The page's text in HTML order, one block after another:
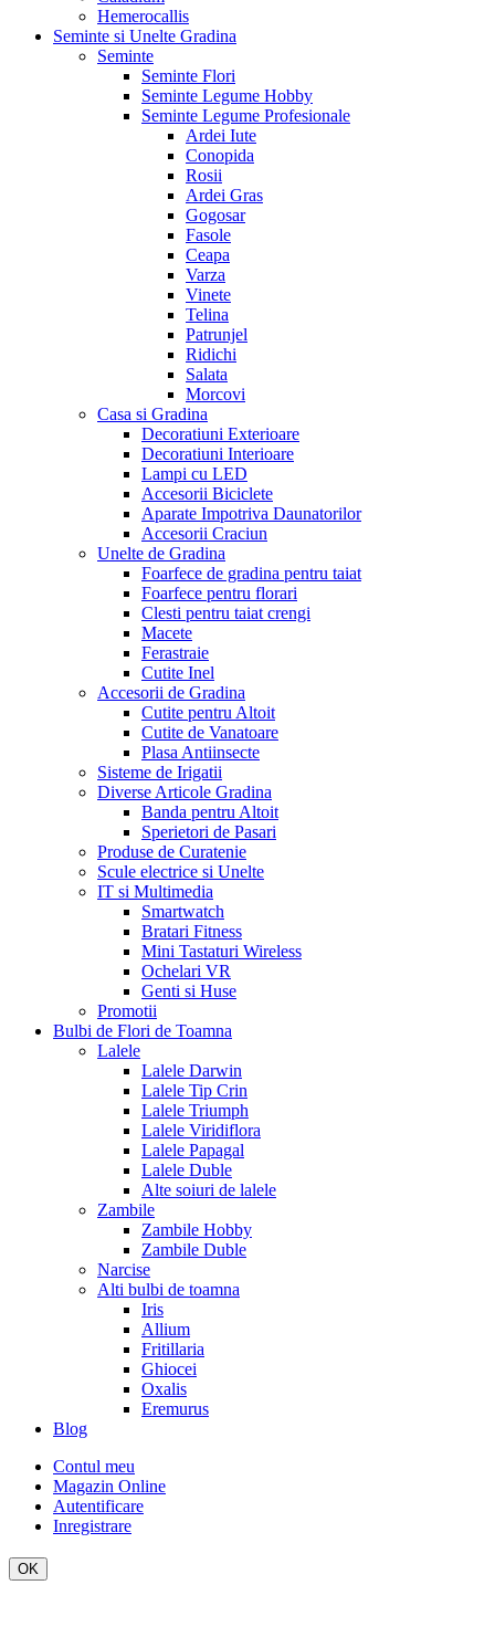
Hemerocallis
Seminte si Unelte Gradina
Seminte
Seminte Flori
Seminte Legume Hobby
Seminte Legume Profesionale
Ardei Iute
Conopida
Rosii
Ardei Gras
Gogosar
Fasole
Ceapa
Varza
Vinete
Telina
Patrunjel
Ridichi
Salata
Morcovi
Casa si Gradina
Decoratiuni Exterioare
Decoratiuni Interioare
Lampi cu LED
Accesorii Biciclete
Aparate Impotriva Daunatorilor
Accesorii Craciun
Unelte de Gradina
Foarfece de gradina pentru taiat
Foarfece pentru florari
Clesti pentru taiat crengi
Macete
Ferastraie
Cutite Inel
Accesorii de Gradina
Cutite pentru Altoit
Cutite de Vanatoare
Plasa Antiinsecte
Sisteme de Irigatii
Diverse Articole Gradina
Banda pentru Altoit
Sperietori de Pasari
Produse de Curatenie
Scule electrice si Unelte
IT si Multimedia
Smartwatch
Bratari Fitness
Mini Tastaturi Wireless
Ochelari VR
Genti si Huse
Promotii
Bulbi de Flori de Toamna
Lalele
Lalele Darwin
Lalele Tip Crin
Lalele Triumph
Lalele Viridiflora
Lalele Papagal
Lalele Duble
Alte soiuri de lalele
Zambile
Zambile Hobby
Zambile Duble
Narcise
Alti bulbi de toamna
Iris
Allium
Fritillaria
Ghiocei
Oxalis
Eremurus
Blog
Contul meu
Magazin Online
Autentificare
Inregistrare
OK